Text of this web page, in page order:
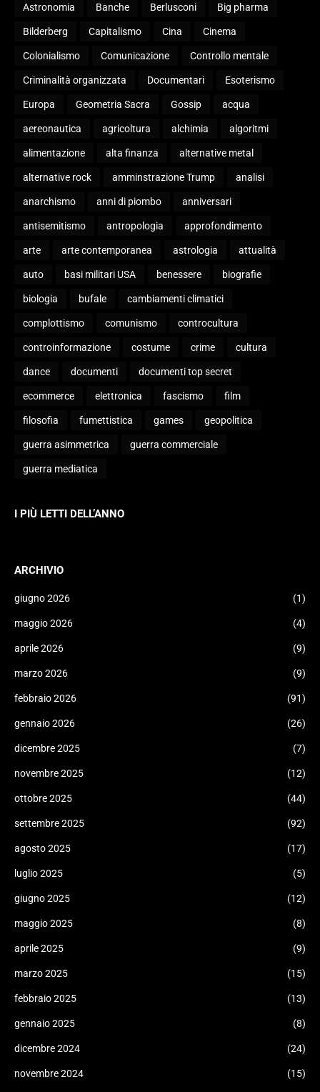
Astronomia Banche Berlusconi Big pharma
Bilderberg Capitalismo Cina Cinema
Colonialismo Comunicazione Controllo mentale
Criminalità organizzata Documentari Esoterismo
Europa Geometria Sacra Gossip acqua
aereonautica agricoltura alchimia algoritmi
alimentazione alta finanza alternative metal
alternative rock amminstrazione Trump analisi
anarchismo anni di piombo anniversari
antisemitismo antropologia approfondimento
arte arte contemporanea astrologia attualità
auto basi militari USA benessere biografie
biologia bufale cambiamenti climatici
complottismo comunismo controcultura
controinformazione costume crime cultura
dance documenti documenti top secret
ecommerce elettronica fascismo film
filosofia fumettistica games geopolitica
guerra asimmetrica guerra commerciale
guerra mediatica
I PIÙ LETTI DELL’ANNO
ARCHIVIO
giugno 2026 (1)
maggio 2026 (4)
aprile 2026 (9)
marzo 2026 (9)
febbraio 2026 (91)
gennaio 2026 (26)
dicembre 2025 (7)
novembre 2025 (12)
ottobre 2025 (44)
settembre 2025 (92)
agosto 2025 (17)
luglio 2025 (5)
giugno 2025 (12)
maggio 2025 (8)
aprile 2025 (9)
marzo 2025 (15)
febbraio 2025 (13)
gennaio 2025 (8)
dicembre 2024 (24)
novembre 2024 (15)